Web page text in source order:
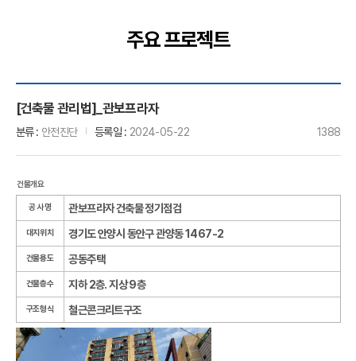
주요 프로젝트
[건축물 관리법]_관보프라자
분류 안전진단 등록일 2024-05-22 1388
건물개요
공 사 명 관보프라자 건축물 정기점검
대지위치 경기도 안양시 동안구 관양동 1467-2
건물용도 공동주택
건물층수 지하 2층. 지상 9층
구조형식 철근콘크리트구조